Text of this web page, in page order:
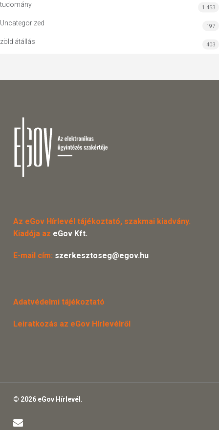
tudomány 1 453
Uncategorized 197
zöld átállás 403
Az eGov Hírlevél tájékoztató, szakmai kiadvány.
Kiadója az eGov Kft.
E-mail cím: szerkesztoseg@egov.hu
Adatvédelmi tájékoztató
Leiratkozás az eGov Hírlevélről
© 2026 eGov Hírlevél.
email